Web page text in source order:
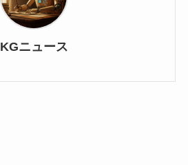
KGニュース